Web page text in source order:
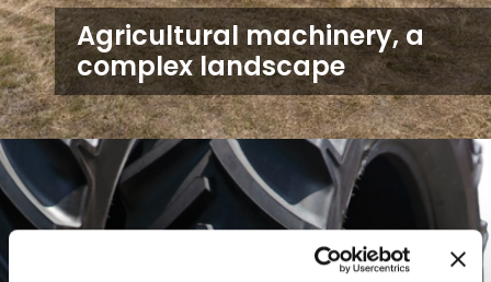
Agricultural machinery, a
complex landscape